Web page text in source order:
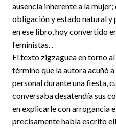
ausencia inherente a la
obligación y estado natural y
en ese libro, hoy convertido
feministas. .
El texto zigzaguea en torno al
término que la autora acuñó
personal durante una fiesta,
conversaba desatendía sus
en explicarle con arrogancia
precisamente había escrito